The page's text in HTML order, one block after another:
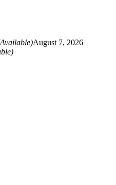
August 7, 2026